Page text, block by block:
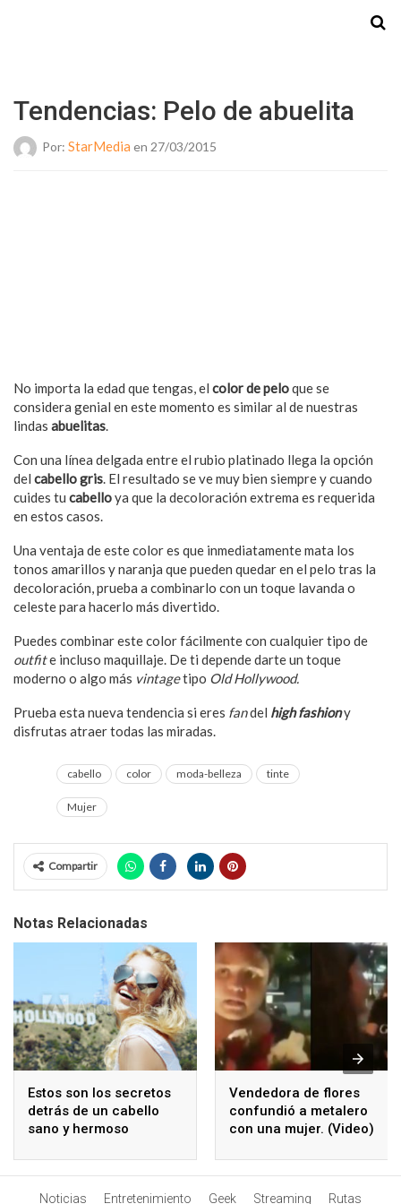
Tendencias: Pelo de abuelita
Por: StarMedia en 27/03/2015
No importa la edad que tengas, el color de peloque se
considera genial en este momento es similar al de nuestras
lindas abuelitas.
Con una línea delgada entre el rubio platinado llega la opción
del cabello gris. El resultado se ve muy bien siempre y cuando
cuides tu cabelloya que la decoloración extrema es requerida
en estos casos.
Una ventaja de este color es que inmediatamente mata los
tonos amarillos y naranja que pueden quedar en el pelo tras la
decoloración, prueba a combinarlo con un toque lavanda o
celeste para hacerlo más divertido.
Puedes combinar este color fácilmente con cualquier tipo de
outfite incluso maquillaje. De ti depende darte un toque
moderno o algo más vintagetipo Old Hollywood.
Prueba esta nueva tendencia si eres fandel high fashiony
disfrutas atraer todas las miradas.
cabello color moda-belleza tinte
Mujer
Compartir
Notas Relacionadas
Estos son los secretos
detrás de un cabello
sano y hermoso
Vendedora de flores
confundió a metalero
con una mujer. (Video)
Noticias Entretenimiento Geek Streaming Rutas